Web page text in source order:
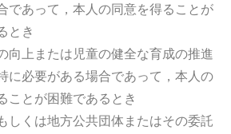
であって，本人の同意を得ることが
とき
向上または児童の健全な育成の推進
に必要がある場合であって，本人の
ことが困難であるとき
しくは地方公共団体またはその委託